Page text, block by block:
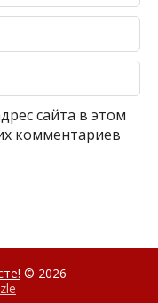
сайта в этом
комментариев
© 2026